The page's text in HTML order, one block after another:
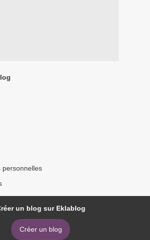
personnelles
un blog sur Eklablog
Créer un blog